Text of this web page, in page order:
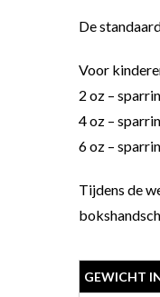
De
Voor
2 oz –
4 oz –
6 oz –
Tijdens de
GEWICHT